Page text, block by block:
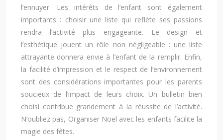
l’ennuyer. Les intérêts de l’enfant sont également
importants : choisir une liste qui reflète ses passions
rendra l’activité plus engageante. Le design et
l’esthétique jouent un rôle non négligeable : une liste
attrayante donnera envie à l’enfant de la remplir. Enfin,
la facilité d’impression et le respect de l’environnement
sont des considérations importantes pour les parents
soucieux de l’impact de leurs choix. Un bulletin bien
choisi contribue grandement à la réussite de l’activité.
N’oubliez pas, Organiser Noël avec les enfants facilite la
magie des fêtes.